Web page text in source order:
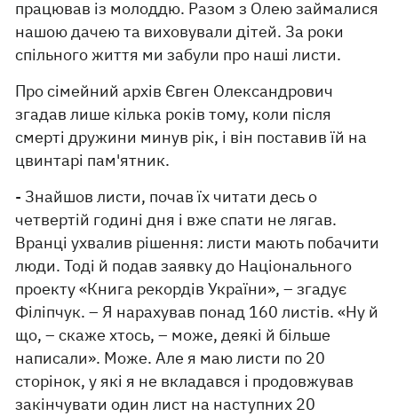
працював із молоддю. Разом з Олею займалися
нашою дачею та виховували дітей. За роки
спільного життя ми забули про наші листи.
Про сімейний архів Євген Олександрович
згадав лише кілька років тому, коли після
смерті дружини минув рік, і він поставив їй на
цвинтарі пам'ятник.
- Знайшов листи, почав їх читати десь о
четвертій годині дня і вже спати не лягав.
Вранці ухвалив рішення: листи мають побачити
люди. Тоді й подав заявку до Національного
проекту «Книга рекордів України», – згадує
Філіпчук. – Я нарахував понад 160 листів. «Ну й
що, – скаже хтось, – може, деякі й більше
написали». Може. Але я маю листи по 20
сторінок, у які я не вкладався і продовжував
закінчувати один лист на наступних 20